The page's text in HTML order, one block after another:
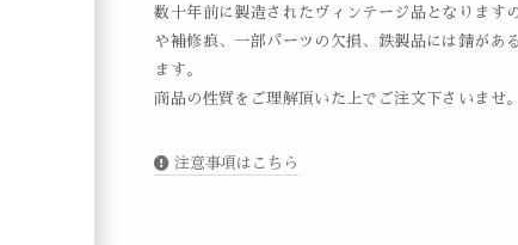
数十年前に製造されたヴィンテージ品となります
や補修痕、一部パーツの欠損、鉄製品には錆があ
ます。
商品の性質をご理解頂いた上でご注文下さいませ。
注意事項はこちら